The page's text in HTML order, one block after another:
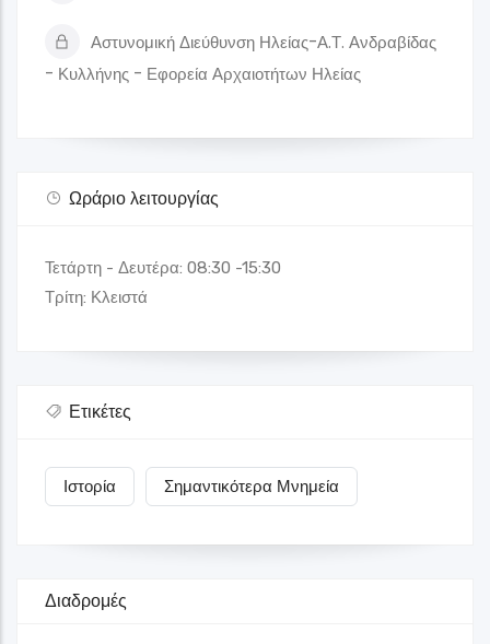
Αστυνομική Διεύθυνση Ηλείας-Α.Τ. Ανδραβίδας
- Κυλλήνης - Εφορεία Αρχαιοτήτων Ηλείας
Ωράριο λειτουργίας
Τετάρτη - Δευτέρα: 08:30 -15:30
Τρίτη: Κλειστά
Ετικέτες
Ιστορία Σημαντικότερα Μνημεία
Διαδρομές